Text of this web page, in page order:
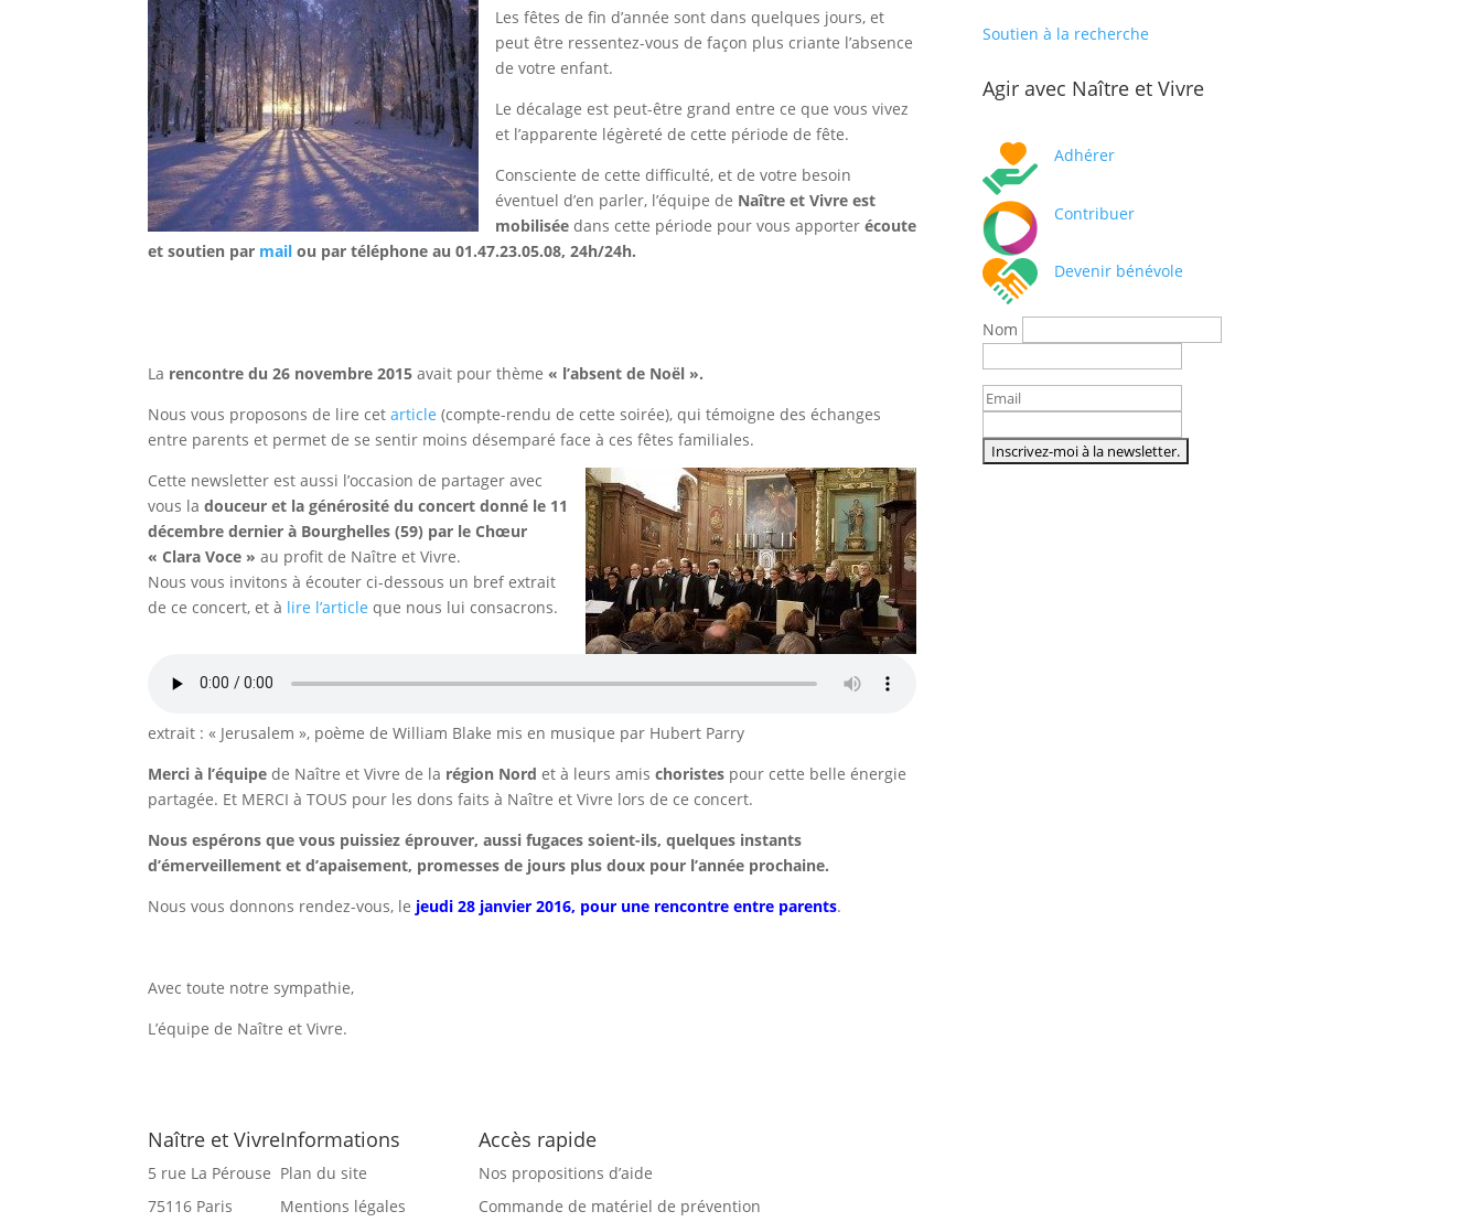
Les fêtes de fin d’année sont dans quelques jours, et
peut être ressentez-vous de façon plus criante l’absence
de votre enfant.
Le décalage est peut-être grand entre ce que vous vivez
et l’apparente légèreté de cette période de fête.
Consciente de cette difficulté, et de votre besoin
éventuel d’en parler, l’équipe de Naître et Vivre est
mobiliséedans cette période pour vous apporter écoute
et soutien par mail ou par téléphone au 01.47.23.05.08, 24h/24h.
La rencontre du 26 novembre 2015avait pour thème « l’absent de Noël ».
Nous vous proposons de lire cetarticle (compte-rendu de cette soirée), qui témoigne des échanges
entre parents et permet de se sentir moins désemparé face à ces fêtes familiales.
Cette newsletter est aussi l’occasion de partager avec
vous ladouceur et la générosité du concert donné le 11
décembre dernier à Bourghelles (59) par le Chœur
« Clara Voce » au profit de Naître et Vivre.
Nous vous invitons à écouter ci-dessous un bref extrait
de ce concert, et à lire l’article que nous lui consacrons.
extrait : « Jerusalem », poème de William Blake mis en musique par Hubert Parry
Merci à l’équipe de Naître et Vivre de la région Nord et à leurs amischoristes pour cette belle énergie
partagée. Et MERCI à TOUS pour les dons faits à Naître et Vivre lors de ce concert.
Nous espérons que vous puissiez éprouver, aussi fugaces soient-ils, quelques instants
d’émerveillement et d’apaisement, promesses de jours plus doux pour l’année prochaine.
Nous vous donnons rendez-vous, le jeudi 28 janvier 2016, pour une rencontre entre parents.
Avec toute notre sympathie,
L’équipe de Naître et Vivre.
Soutien à la recherche
Agir avec Naître et Vivre
Adhérer
Contribuer
Devenir bénévole
Nom
Naître et Vivre
5 rue La Pérouse
75116 Paris
Informations
Plan du site
Mentions légales
Accès rapide
Nos propositions d’aide
Commande de matériel de prévention